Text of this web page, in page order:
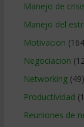
Manejo de
Manejo del
Motivacion
Negociacion
Networking(49)
Productividad
Reuniones de